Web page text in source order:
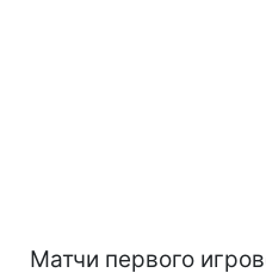
Матчи первого